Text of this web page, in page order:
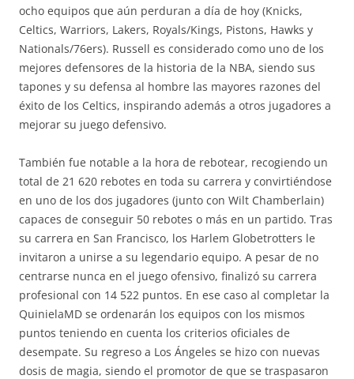
ocho equipos que aún perduran a día de hoy (Knicks,
Celtics, Warriors, Lakers, Royals/Kings, Pistons, Hawks y
Nationals/76ers). Russell es considerado como uno de los
mejores defensores de la historia de la NBA, siendo sus
tapones y su defensa al hombre las mayores razones del
éxito de los Celtics, inspirando además a otros jugadores a
mejorar su juego defensivo.
También fue notable a la hora de rebotear, recogiendo un
total de 21 620 rebotes en toda su carrera y convirtiéndose
en uno de los dos jugadores (junto con Wilt Chamberlain)
capaces de conseguir 50 rebotes o más en un partido. Tras
su carrera en San Francisco, los Harlem Globetrotters le
invitaron a unirse a su legendario equipo. A pesar de no
centrarse nunca en el juego ofensivo, finalizó su carrera
profesional con 14 522 puntos. En ese caso al completar la
QuinielaMD se ordenarán los equipos con los mismos
puntos teniendo en cuenta los criterios oficiales de
desempate. Su regreso a Los Ángeles se hizo con nuevas
dosis de magia, siendo el promotor de que se traspasaron